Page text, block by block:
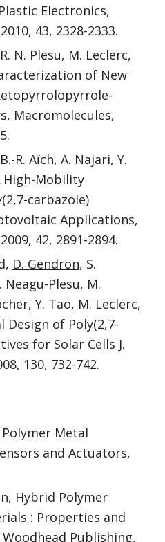
Electronics,
43, 2328-2333.
N. Plesu, M. Leclerc,
of New
Macromolecules,
R. Aïch, A. Najari, Y.
High-Mobility
carbazole)
Applications,
42, 2891-2894.
D. Gendron, S.
Neagu-Plesu, M.
Y. Tao, M. Leclerc,
Design of Poly(2,7-
for Solar Cells J.
130, 732-742.
Metal
and Actuators,
, Hybrid Polymer
: Properties and
Publishing,